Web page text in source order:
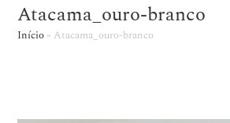
Atacama_ouro-branco
Início » Atacama_ouro-branco